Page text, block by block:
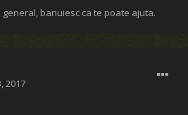
banuiesc ca te poate ajuta.
2017